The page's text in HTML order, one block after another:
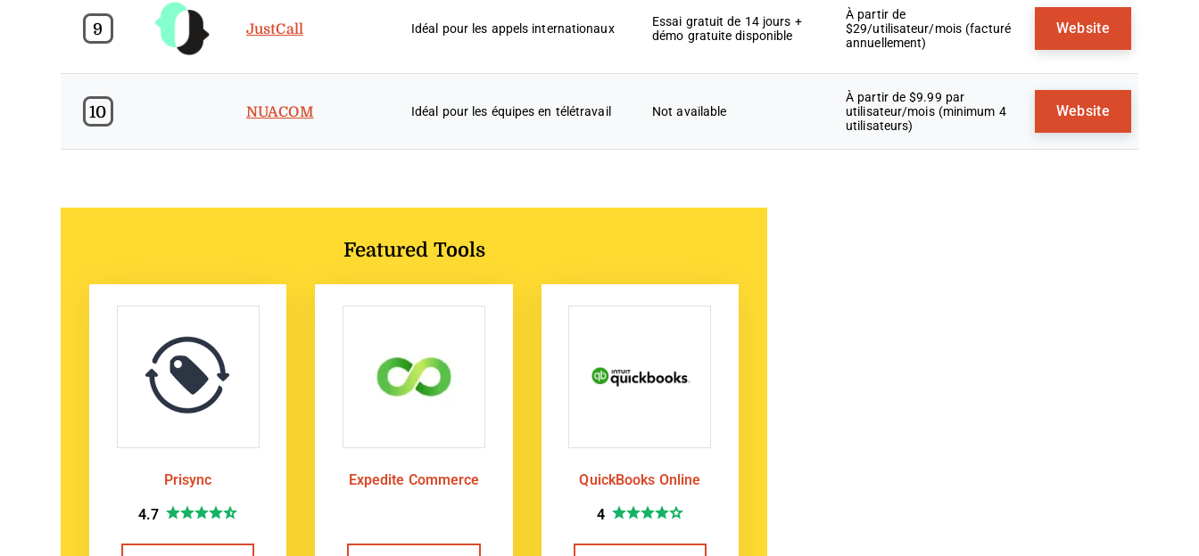
9 JustCall Idéal pour les appels internationaux
Essai gratuit de 14 jours +
démo gratuite disponible
À partir de
$29/utilisateur/mois (facturé
annuellement)
Website
10 NUACOM Idéal pour les équipes en télétravail Not available
À partir de $9.99 par
utilisateur/mois (minimum 4
utilisateurs)
Website
Featured Tools
Prisync
4.7
Expedite Commerce QuickBooks Online
4